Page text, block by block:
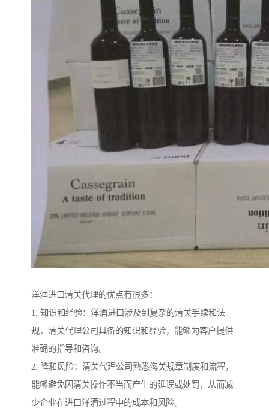
洋酒进口清关代理的优点有很多：
1. 知识和经验：洋酒进口涉及到复杂的清关手续和法
规，清关代理公司具备的知识和经验，能够为客户提供
准确的指导和咨询。
2. 降和风险：清关代理公司熟悉海关规章制度和流程，
能够避免因清关操作不当而产生的延误或处罚，从而减
少企业在进口洋酒过程中的成本和风险。